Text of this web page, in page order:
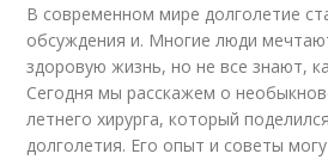
В современном мире долголетие
обсуждения и. Многие люди
здоровую жизнь, но не все знают,
Сегодня мы расскажем о
летнего хирурга, который
долголетия. Его опыт и советы